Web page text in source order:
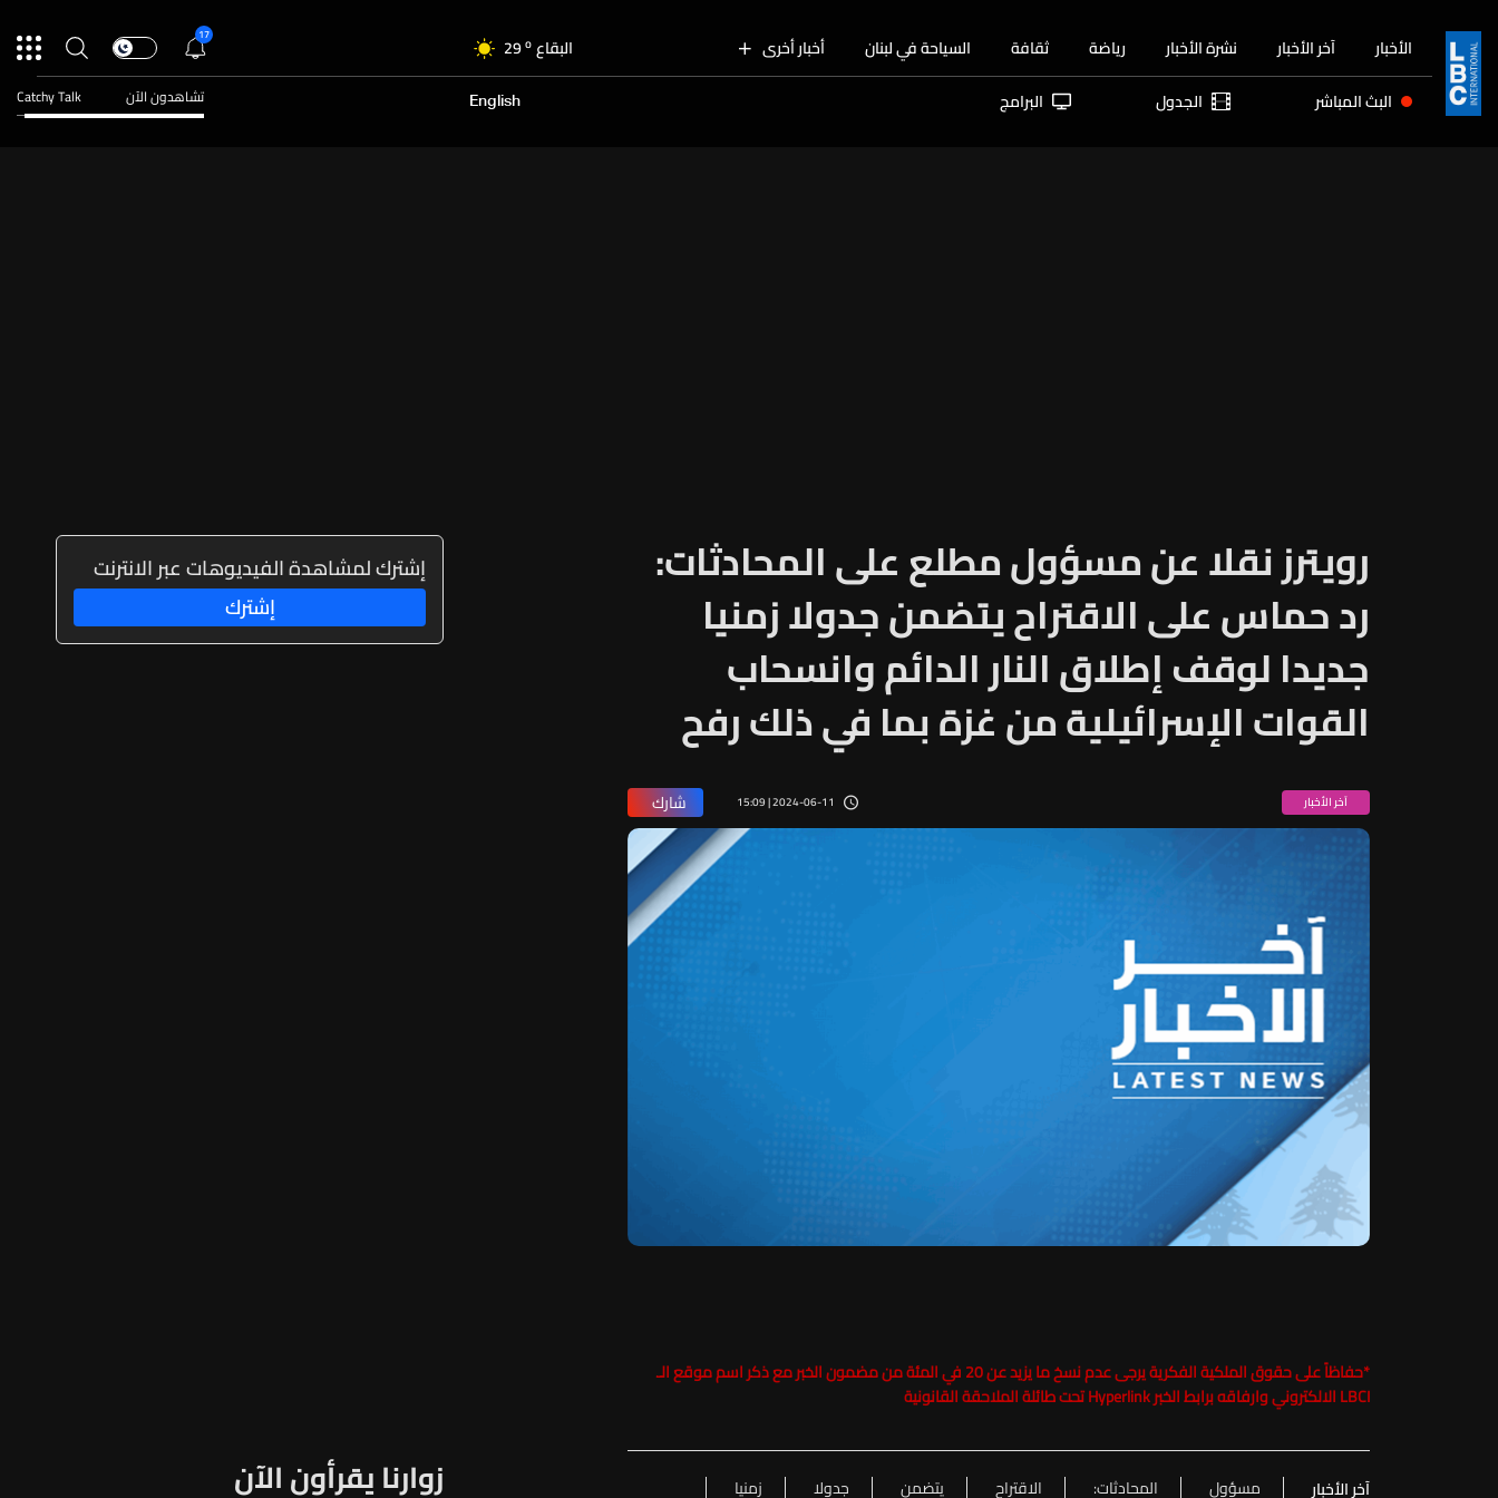
الأخبار آخر الأخبار نشرة الأخبار رياضة ثقافة السياحة في لبنان أخبار أخرى البقاع 29o
الجنوب 28o
29
17
البث المباشر الجدول البرامج English تشاهدون الآن Catchy Talk
رويترز نقلا عن مسؤول مطلع على المحادثات:
رد حماس على الاقتراح يتضمن جدولا زمنيا
جديدا لوقف إطلاق النار الدائم وانسحاب
القوات الإسرائيلية من غزة بما في ذلك رفح
آخر الأخبار 2024-06-11 | 15:09 شارك
*
حفاظاً على حقوق الملكية الفكرية يرجى عدم نسخ ما يزيد عن 20 في المئة من مضمون الخبر مع ذكر اسم موقع الـ
LBCI الالكتروني وارفاقه برابط الخبر Hyperlink تحت طائلة الملاحقة القانونية
آخر الأخبار مسؤول المحادثات: الاقتراح يتضمن جدولا
زمنيا
إشترك لمشاهدة الفيديوهات عبر الانترنت
إشترك
زوارنا يقرأون الآن